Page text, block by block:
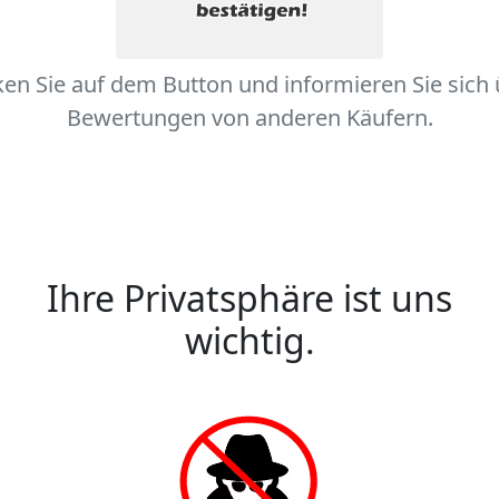
Sie auf dem Button und informieren Sie sich
Bewertungen von anderen Käufern.
Ihre Privatsphäre ist uns
wichtig.